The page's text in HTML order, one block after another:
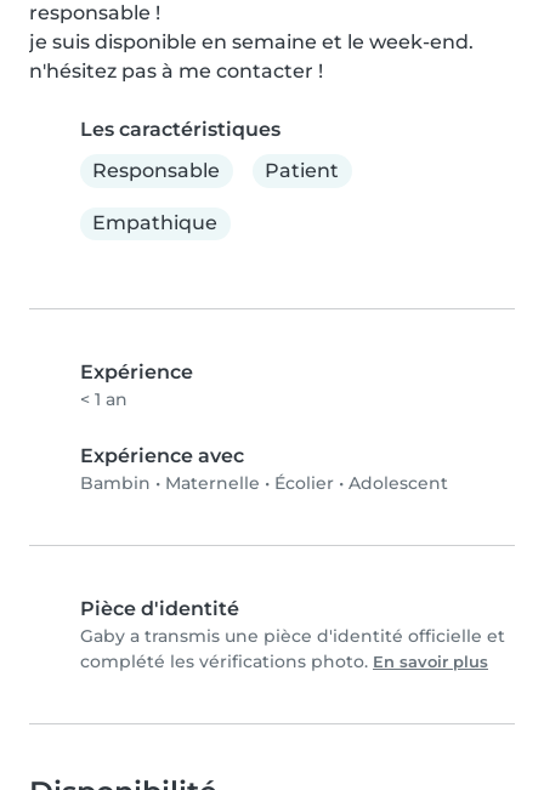
responsable !
je suis disponible en semaine et le week-end.
n'hésitez pas à me contacter !
Les caractéristiques
Responsable
Patient
Empathique
Expérience
< 1 an
Expérience avec
Bambin • Maternelle • Écolier • Adolescent
Pièce d'identité
Gaby a transmis une pièce d'identité officielle et
complété les vérifications photo. En savoir plus